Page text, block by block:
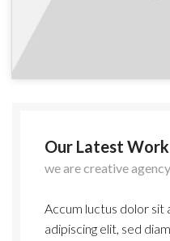
Our Latest Work
we are creative agency
Accum luctus dolor
adipiscing elit, sed